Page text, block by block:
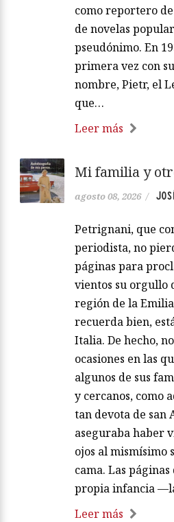
como reportero
de novelas
pseudónimo. En
primera vez con
nombre, Pietr, el
que…
Leer más
Mi familia y
agosto 08, 2026 /
Petrignani, que
periodista, no
páginas para
vientos su orgullo
región de la
recuerda bien,
Italia. De hecho,
ocasiones en las
algunos de sus
y cercanos, como
tan devota de san
aseguraba haber
ojos al mismísimo
cama. Las
propia infancia
Leer más